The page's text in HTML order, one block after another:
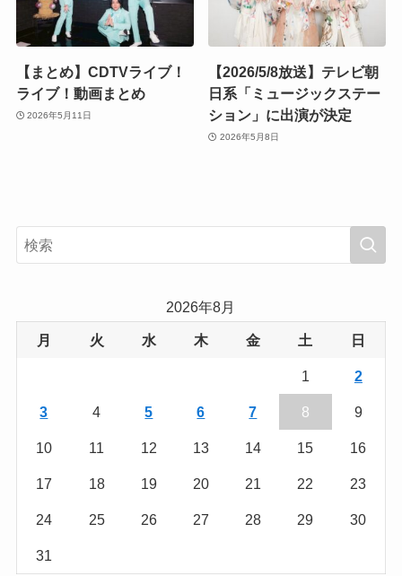
【まとめ】CDTVライブ！
ライブ！動画まとめ
2026年5月11日
【2026/5/8放送】テレビ朝
日系「ミュージックステー
ション」に出演が決定
2026年5月8日
2026年8月
月 火 水 木 金 土 日
1 2
3 4 5 6 7 8 9
10 11 12 13 14 15 16
17 18 19 20 21 22 23
24 25 26 27 28 29 30
31